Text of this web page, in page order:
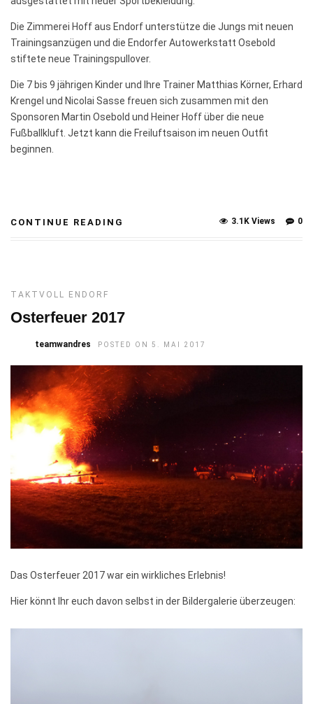
Die Zimmerei Hoff aus Endorf unterstütze die Jungs mit neuen
Trainingsanzügen und die Endorfer Autowerkstatt Osebold
stiftete neue Trainingspullover.
Die 7 bis 9 jährigen Kinder und Ihre Trainer Matthias Körner, Erhard
Krengel und Nicolai Sasse freuen sich zusammen mit den
Sponsoren Martin Osebold und Heiner Hoff über die neue
Fußballkluft. Jetzt kann die Freiluftsaison im neuen Outfit
beginnen.
CONTINUE READING 0
3.1K Views
TAKTVOLL ENDORF
Osterfeuer 2017
teamwandres POSTED ON 5. MAI 2017
Das Osterfeuer 2017 war ein wirkliches Erlebnis!
Hier könnt Ihr euch davon selbst in der Bildergalerie überzeugen: